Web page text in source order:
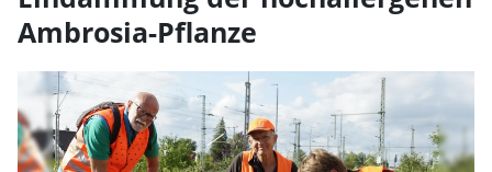
Ambrosia-Pflanze